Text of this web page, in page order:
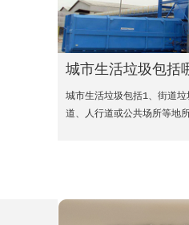
城市生活垃圾包括
城市生活垃圾包括1、街道
道、人行道或公共场所等地